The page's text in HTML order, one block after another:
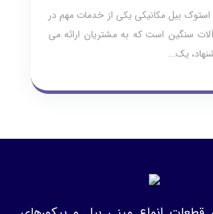
بیل مکانیکی یکی از خدمات مهم در
آلات سنگین است که به مشتریان ارائه می‌
یک...